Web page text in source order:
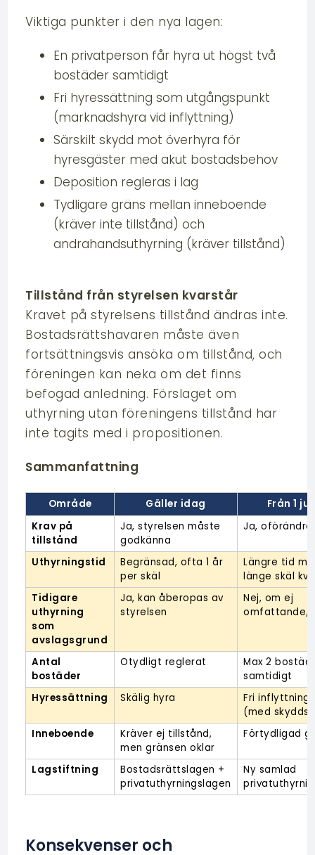
Viktiga punkter i den nya lagen:
En privatperson får hyra ut högst två
bostäder samtidigt
Fri hyressättning som utgångspunkt
(marknadshyra vid inflyttning)
Särskilt skydd mot överhyra för
hyresgäster med akut bostadsbehov
Deposition regleras i lag
Tydligare gräns mellan inneboende
(kräver inte tillstånd) och
andrahandsuthyrning (kräver tillstånd)
Tillstånd från styrelsen kvarstår
Kravet på styrelsens tillstånd ändras inte.
Bostadsrättshavaren måste även
fortsättningsvis ansöka om tillstånd, och
föreningen kan neka om det finns
befogad anledning. Förslaget om
uthyrning utan föreningens tillstånd har
inte tagits med i propositionen.
Sammanfattning
Område Gäller idag
Från 1
Krav på
tillstånd
Ja, styrelsen måste
godkänna
Ja,
Uthyrningstid
Begränsad, ofta 1 år
per skäl
Längre tid
länge skäl
Tidigare
uthyrning
som
avslagsgrund
Ja, kan åberopas av
styrelsen
Nej, om ej
omfattande/
Antal
bostäder
Otydligt reglerat
Max 2
samtidigt
Hyressättning Skälig hyra
Fri
(med
Inneboende
Kräver ej tillstånd,
men gränsen oklar
Förtydligad
Lagstiftning
Bostadsrättslagen +
privatuthyrningslagen
Ny samlad
Konsekvenser och